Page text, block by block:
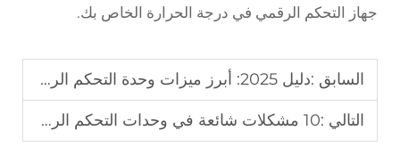
جهاز التحكم الرقمي في درجة الحرارة الخاص بك.
السابق :دليل 2025: أبرز ميزات وحدة التحكم الرقمية في درجة الحرارة
التالي :10 مشكلات شائعة في وحدات التحكم الرقمية في درجة الحرارة وحلولها